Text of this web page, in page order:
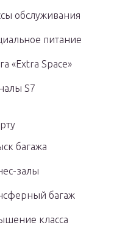
обслуживания
питание
«Extra Space»
S7
багажа
залы
багаж
класса